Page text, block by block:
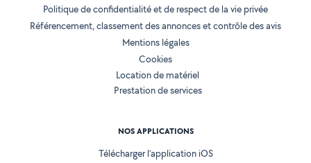
Politique de confidentialité et de respect de la vie privée
Référencement, classement des annonces et contrôle des avis
Mentions légales
Cookies
Location de matériel
Prestation de services
NOS APPLICATIONS
Télécharger l’application iOS